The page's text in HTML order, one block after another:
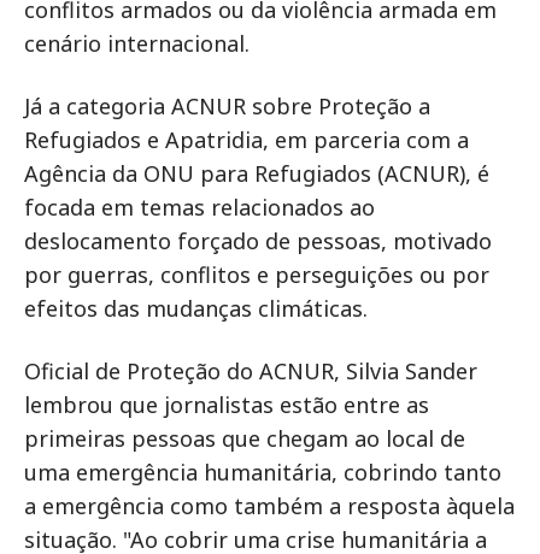
conflitos armados ou da violência armada em
cenário internacional.
Já a categoria ACNUR sobre Proteção a
Refugiados e Apatridia, em parceria com a
Agência da ONU para Refugiados (ACNUR), é
focada em temas relacionados ao
deslocamento forçado de pessoas, motivado
por guerras, conflitos e perseguições ou por
efeitos das mudanças climáticas.
Oficial de Proteção do ACNUR, Silvia Sander
lembrou que jornalistas estão entre as
primeiras pessoas que chegam ao local de
uma emergência humanitária, cobrindo tanto
a emergência como também a resposta àquela
situação. "Ao cobrir uma crise humanitária a